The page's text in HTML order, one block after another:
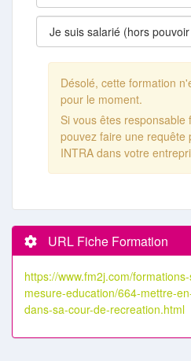
Désolé, cette formation
pour le moment.
Si vous êtes responsable
pouvez faire une requête
INTRA dans votre
URL Fiche Formation
https://www.fm2j.com/
mesure-education/664-mettre-
dans-sa-cour-de-recreation.html